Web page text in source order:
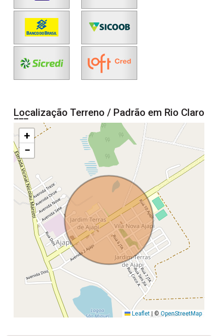
Localização Terreno / Padrão em Rio Claro
+
−
Leaflet | ©OpenStreetMap